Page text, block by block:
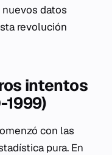
datos
revolución
intentos
1999)
con las
pura. En